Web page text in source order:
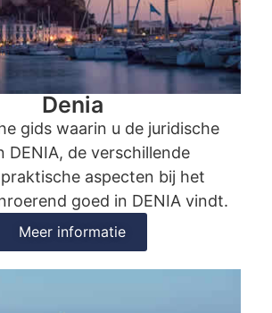
Denia
gids waarin u de juridische
DENIA, de verschillende
aspecten bij het
goed in DENIA vindt.
Meer informatie